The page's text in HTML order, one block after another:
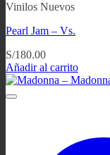
Vinilos Nuevos
Pearl Jam ‎– Vs.
S/180.00
Añadir al carrito